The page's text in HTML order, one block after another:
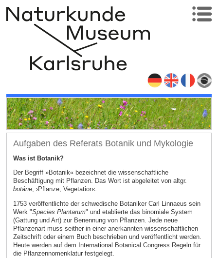
Aufgaben des Referats Botanik und Mykologie
Was ist Botanik?
Der Begriff »Botanik« bezeichnet die wissenschaftliche
Beschäftigung mit Pflanzen. Das Wort ist abgeleitet von altgr.
botáne, ›Pflanze, Vegetation‹.
1753 veröffentlichte der schwedische Botaniker Carl Linnaeus sein
Werk "Species Plantarum" und etablierte das binomiale System
(Gattung und Art) zur Benennung von Pflanzen. Jede neue
Pflanzenart muss seither in einer anerkannten wissenschaftlichen
Zeitschrift oder einem Buch beschrieben und veröffentlicht werden.
Heute werden auf dem International Botanical Congress Regeln für
die Pflanzennomenklatur festgelegt.